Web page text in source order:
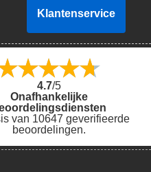
Klantenservice
4.7/5
Onafhankelijke
van 10647 geverifieerde
beoordelingen.